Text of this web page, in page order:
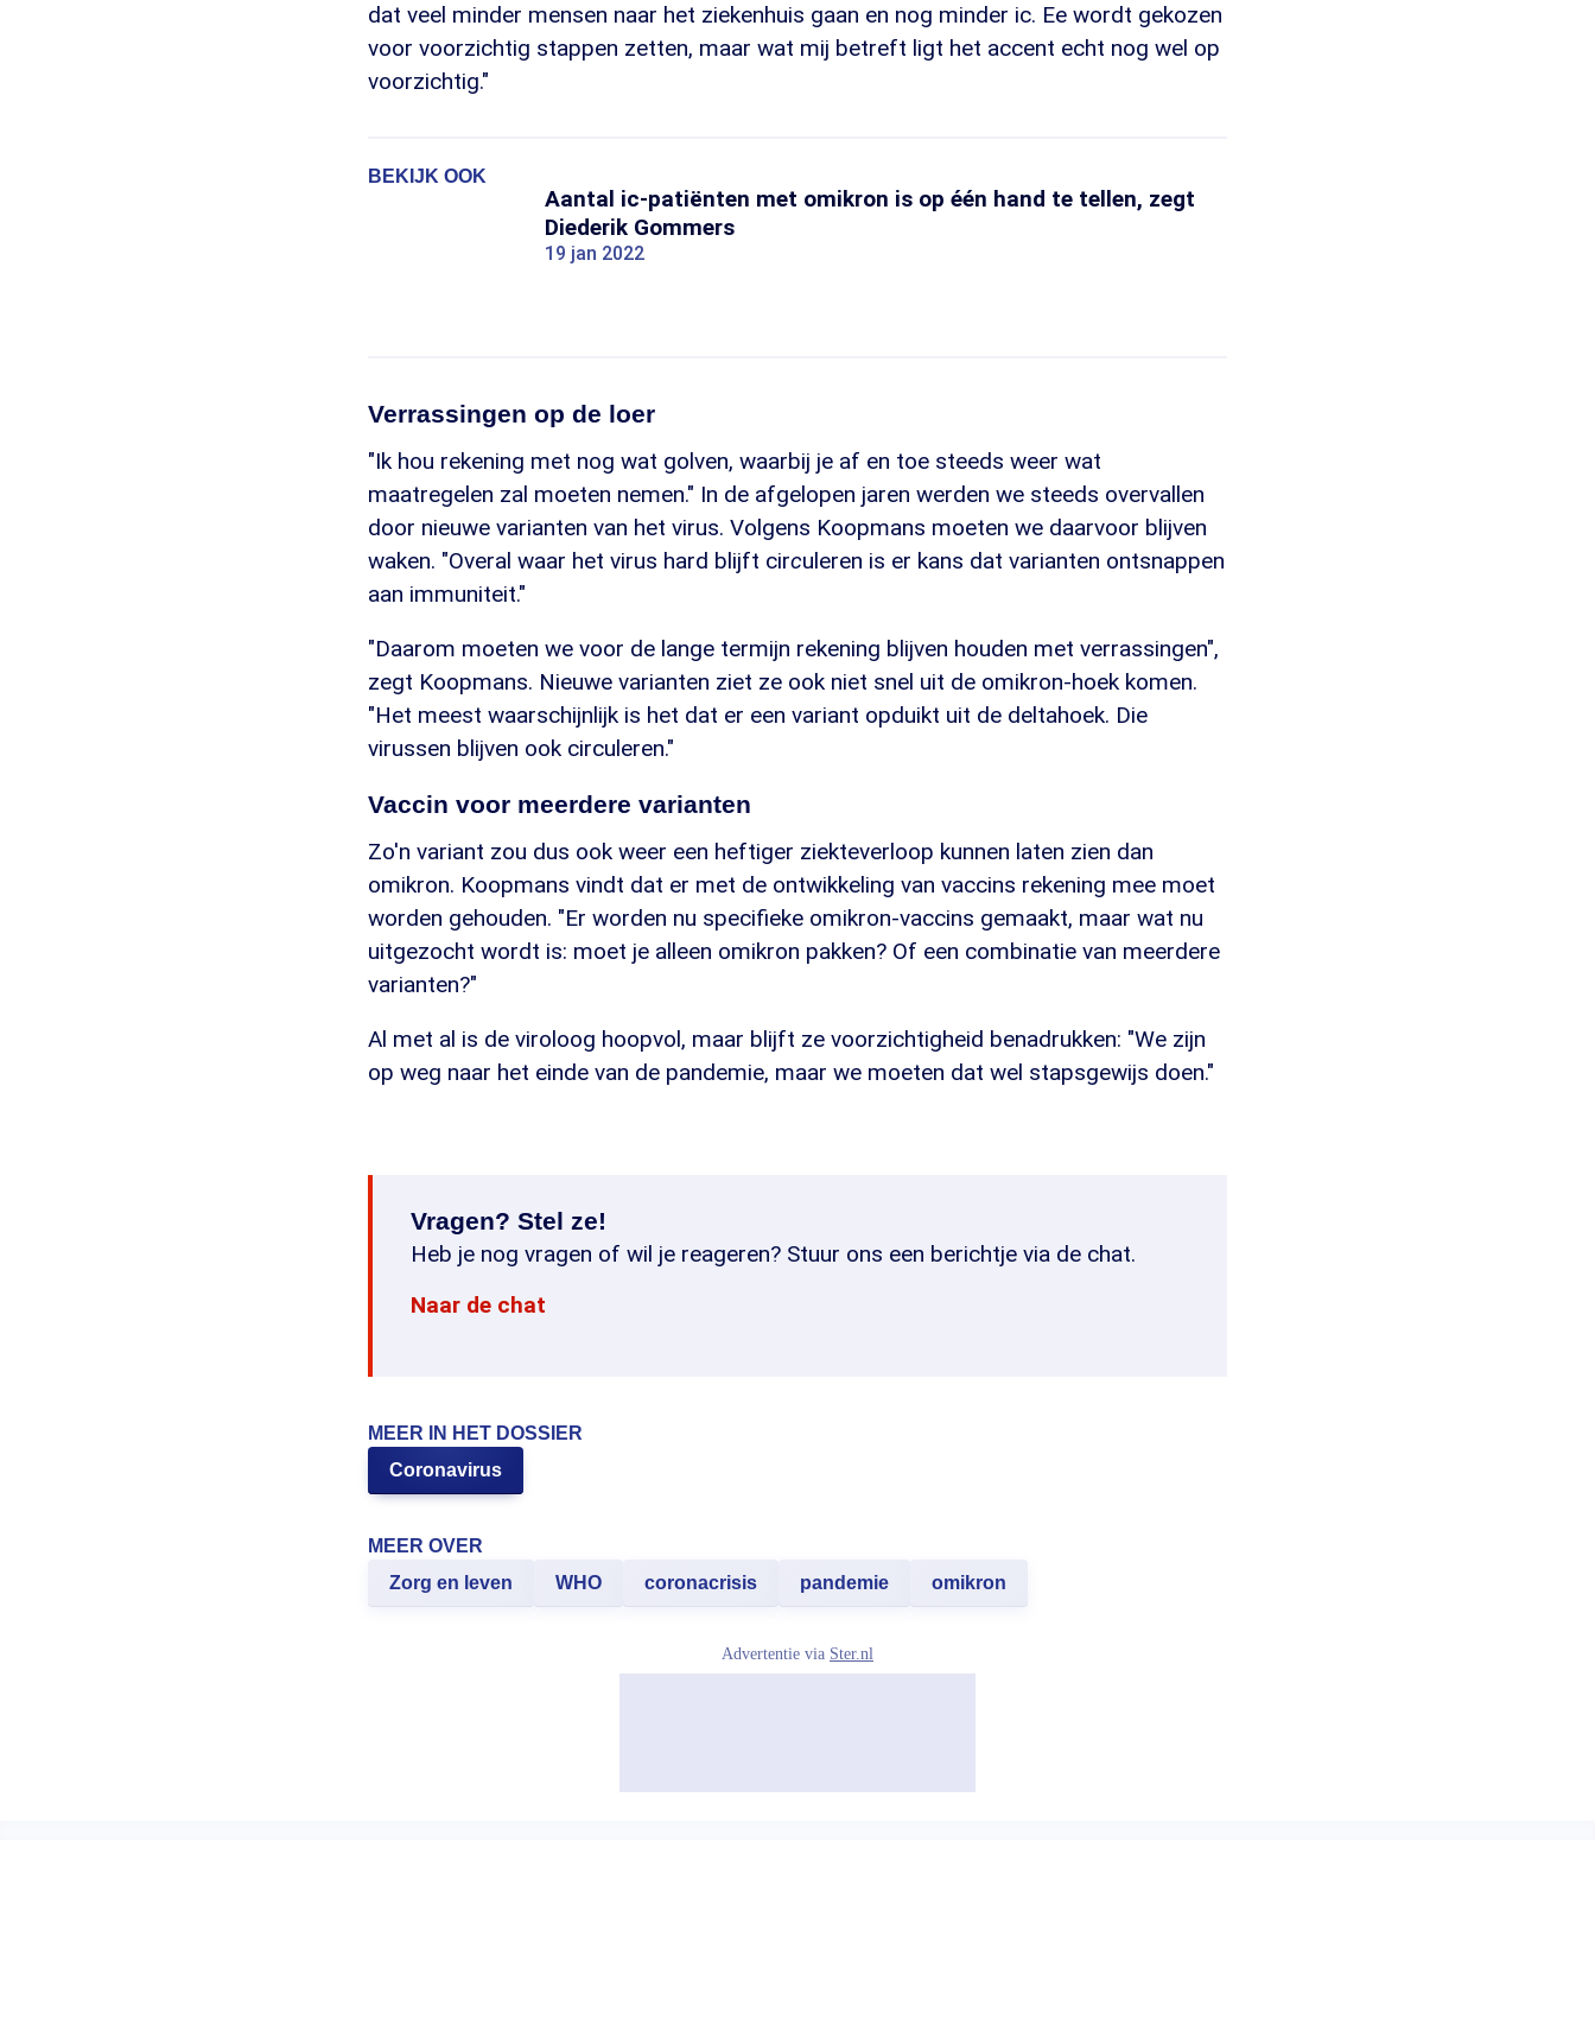
dat veel minder mensen naar het ziekenhuis gaan en nog minder ic. Ee wordt gekozen
voor voorzichtig stappen zetten, maar wat mij betreft ligt het accent echt nog wel op
voorzichtig."
BEKIJK OOK
Aantal ic-patiënten met omikron is op één hand te tellen, zegt
Diederik Gommers
19 jan 2022
Verrassingen op de loer
"Ik hou rekening met nog wat golven, waarbij je af en toe steeds weer wat
maatregelen zal moeten nemen." In de afgelopen jaren werden we steeds overvallen
door nieuwe varianten van het virus. Volgens Koopmans moeten we daarvoor blijven
waken. "Overal waar het virus hard blijft circuleren is er kans dat varianten ontsnappen
aan immuniteit."
"Daarom moeten we voor de lange termijn rekening blijven houden met verrassingen",
zegt Koopmans. Nieuwe varianten ziet ze ook niet snel uit de omikron-hoek komen.
"Het meest waarschijnlijk is het dat er een variant opduikt uit de deltahoek. Die
virussen blijven ook circuleren."
Vaccin voor meerdere varianten
Zo'n variant zou dus ook weer een heftiger ziekteverloop kunnen laten zien dan
omikron. Koopmans vindt dat er met de ontwikkeling van vaccins rekening mee moet
worden gehouden. "Er worden nu specifieke omikron-vaccins gemaakt, maar wat nu
uitgezocht wordt is: moet je alleen omikron pakken? Of een combinatie van meerdere
varianten?"
Al met al is de viroloog hoopvol, maar blijft ze voorzichtigheid benadrukken: "We zijn
op weg naar het einde van de pandemie, maar we moeten dat wel stapsgewijs doen."
Vragen? Stel ze!
Heb je nog vragen of wil je reageren? Stuur ons een berichtje via de chat.
Naar de chat
MEER IN HET DOSSIER
Coronavirus
MEER OVER
Zorg en leven
WHO coronacrisis pandemie omikron
Advertentie via Ster.nl